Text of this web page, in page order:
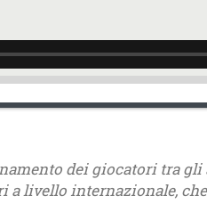
dei giocatori tra
livello internazionale,